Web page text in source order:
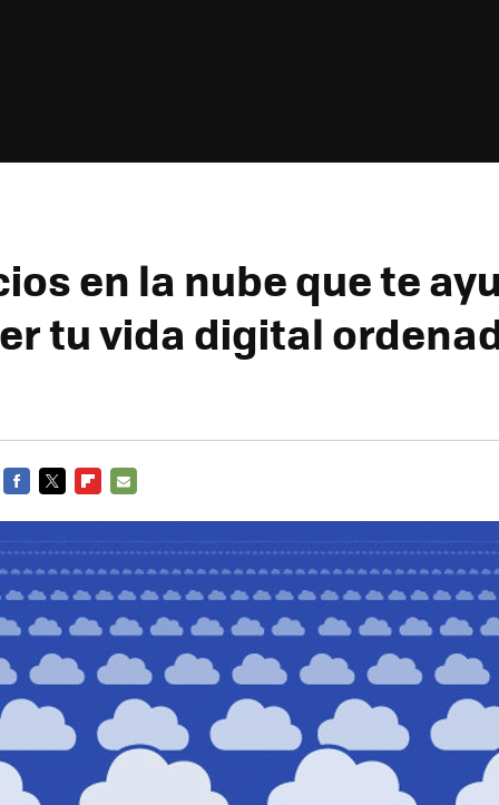
en la nube que te
tu vida digital